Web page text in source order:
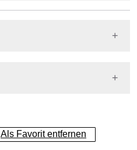
Als Favorit entfernen